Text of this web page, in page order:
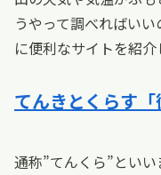
うやって調べればい
に便利なサイトを紹介
てんきとくらす「
通称”てんくら”とい